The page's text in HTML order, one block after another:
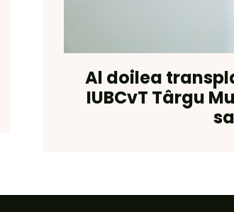
Al doilea
IUBCvT Târgu